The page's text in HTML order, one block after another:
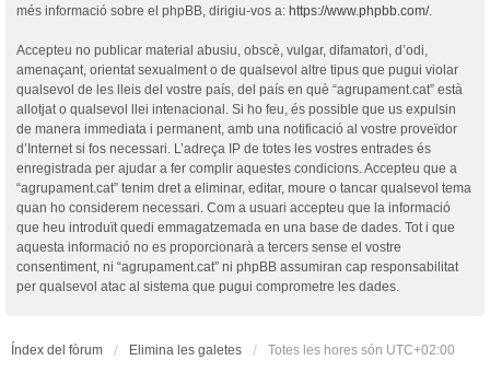
més informació sobre el phpBB, dirigiu-vos a: https://www.phpbb.com/.
Accepteu no publicar material abusiu, obscè, vulgar, difamatori, d’odi,
amenaçant, orientat sexualment o de qualsevol altre tipus que pugui violar
qualsevol de les lleis del vostre país, del país en què “agrupament.cat” està
allotjat o qualsevol llei intenacional. Si ho feu, és possible que us expulsin
de manera immediata i permanent, amb una notificació al vostre proveïdor
d’Internet si fos necessari. L’adreça IP de totes les vostres entrades és
enregistrada per ajudar a fer complir aquestes condicions. Accepteu que a
“agrupament.cat” tenim dret a eliminar, editar, moure o tancar qualsevol tema
quan ho considerem necessari. Com a usuari accepteu que la informació
que heu introduït quedi emmagatzemada en una base de dades. Tot i que
aquesta informació no es proporcionarà a tercers sense el vostre
consentiment, ni “agrupament.cat” ni phpBB assumiran cap responsabilitat
per qualsevol atac al sistema que pugui comprometre les dades.
Índex del fòrum Elimina les galetes Totes les hores són UTC+02:00